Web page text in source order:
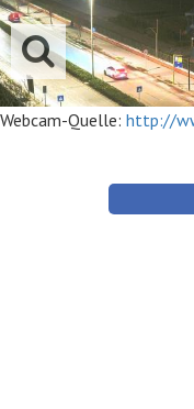
Webcam-Quelle: http://